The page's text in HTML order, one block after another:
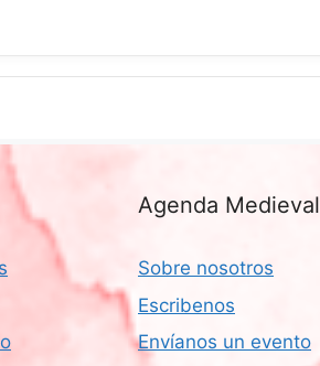
Agenda Medieval
Sobre nosotros
Escribenos
Envíanos un evento